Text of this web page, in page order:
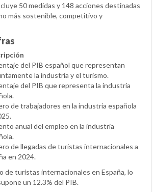
50 medidas y 148 acciones destinadas
más sostenible, competitivo y
del PIB español que representan
la industria y el turismo.
del PIB que representa la industria
de trabajadores en la industria española
anual del empleo en la industria
de llegadas de turistas internacionales a
en 2024.
de turistas internacionales en España, lo
un 12.3% del PIB.